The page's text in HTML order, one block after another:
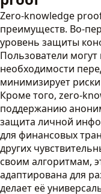
Zero-knowledge
преимуществ. Во-
уровень защиты
Пользователи
необходимости
минимизирует
Кроме того, zero-
поддержанию
защита личной
для финансовых
других
своим алгоритмам,
адаптирована для
делает её